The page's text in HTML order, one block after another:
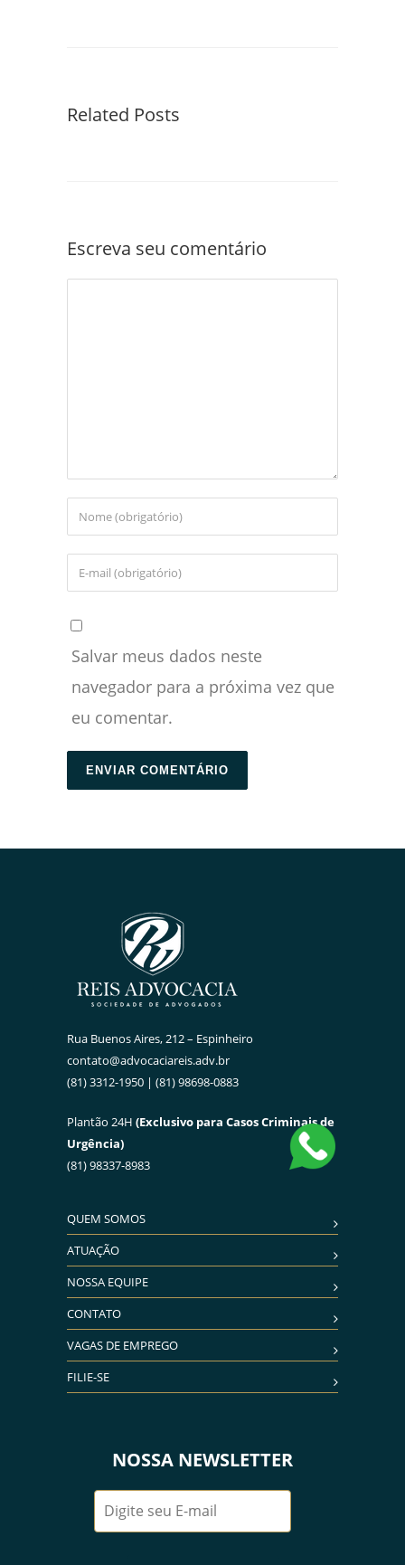
Related Posts
Escreva seu comentário
Salvar meus dados neste
navegador para a próxima vez que
eu comentar.
Rua Buenos Aires, 212 – Espinheiro
contato@advocaciareis.adv.br
(81) 3312-1950 | (81) 98698-0883
Plantão 24H (Exclusivo para Casos Criminais de
Urgência)
(81) 98337-8983
QUEM SOMOS
ATUAÇÃO
NOSSA EQUIPE
CONTATO
VAGAS DE EMPREGO
FILIE-SE
NOSSA NEWSLETTER